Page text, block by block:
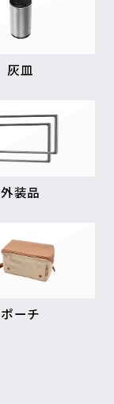
灰皿
外装品
ポーチ